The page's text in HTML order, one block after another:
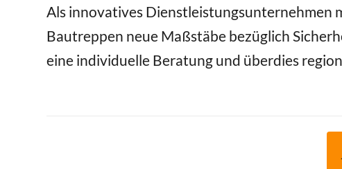
Als innovatives Dienstleistungsunternehmen
Bautreppen neue Maßstäbe bezüglich
eine individuelle Beratung und überdies